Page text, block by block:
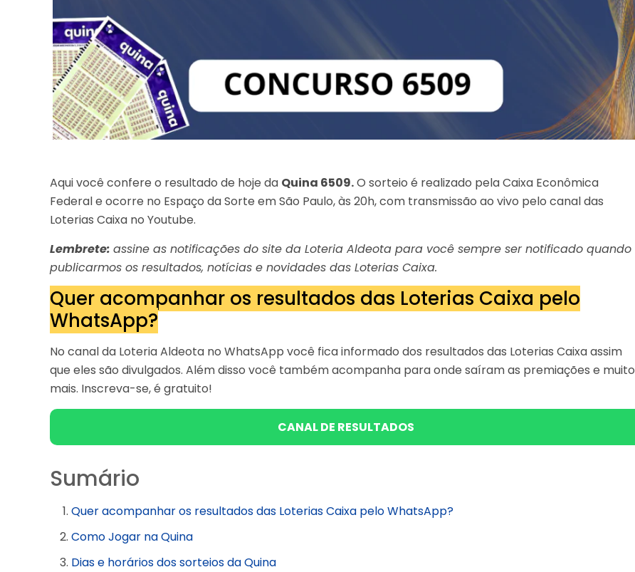
Aqui você confere o resultado de hoje da Quina 6509.O sorteio é realizado pela Caixa Econômica
Federal e ocorre no Espaço da Sorte em São Paulo, às 20h, com transmissão ao vivo pelo canal das
Loterias Caixa no Youtube.
Lembrete:assine as notificações do site da Loteria Aldeota para você sempre ser notificado quando
publicarmos os resultados, notícias e novidades das Loterias Caixa.
Quer acompanhar os resultados das Loterias Caixa pelo
WhatsApp?
No canal da Loteria Aldeota no WhatsApp você fica informado dos resultados das Loterias Caixa assim
que eles são divulgados. Além disso você também acompanha para onde saíram as premiações e muito
mais. Inscreva-se, é gratuito!
CANAL DE RESULTADOS
Sumário
Quer acompanhar os resultados das Loterias Caixa pelo WhatsApp?
Como Jogar na Quina
Dias e horários dos sorteios da Quina